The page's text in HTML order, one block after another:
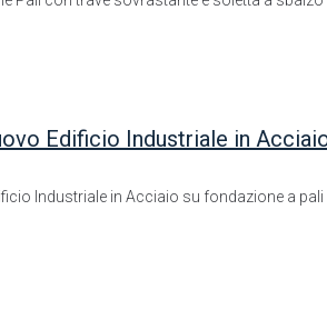
Edificio Industriale in
Industriale in Acciaio su fondazione a pali